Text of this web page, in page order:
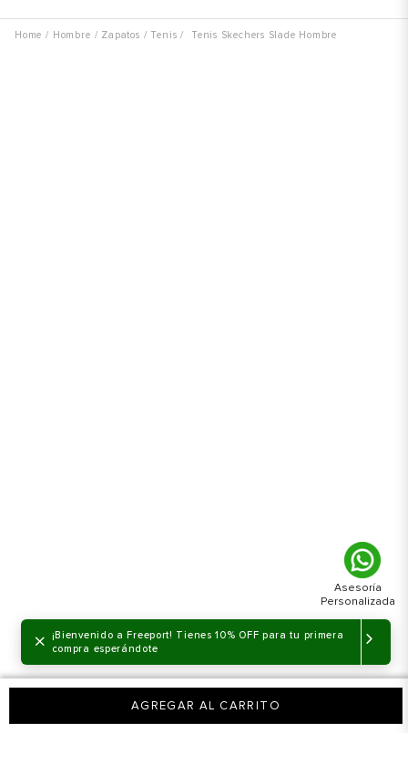
×
¡Bienvenido a Freeport! Tienes 10% OFF para tu primera
compra esperándote
AGREGAR AL CARRITO
Hombre Zapatos Tenis Tenis Skechers Slade Hombre